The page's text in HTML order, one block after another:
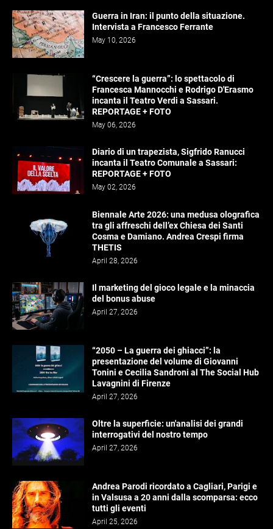
Guerra in Iran: il punto della situazione.
Intervista a Francesco Ferrante
May 10, 2026
“Crescere la guerra”: lo spettacolo di
Francesca Mannocchi e Rodrigo D'Erasmo
incanta il Teatro Verdi a Sassari.
REPORTAGE + FOTO
May 06, 2026
Diario di un trapezista, Sigfrido Ranucci
incanta il Teatro Comunale a Sassari:
REPORTAGE + FOTO
May 02, 2026
Biennale Arte 2026: una medusa olografica
tra gli affreschi dell’ex Chiesa dei Santi
Cosma e Damiano. Andrea Crespi firma
THETIS
April 28, 2026
Il marketing del gioco legale e la minaccia
del bonus abuse
April 27, 2026
“2050 – La guerra dei ghiacci”: la
presentazione del volume di Giovanni
Tonini e Cecilia Sandroni al The Social Hub
Lavagnini di Firenze
April 27, 2026
Oltre la superficie: un'analisi dei grandi
interrogativi del nostro tempo
April 27, 2026
Andrea Parodi ricordato a Cagliari, Parigi e
in Valsusa a 20 anni dalla scomparsa: ecco
tutti gli eventi
April 25, 2026